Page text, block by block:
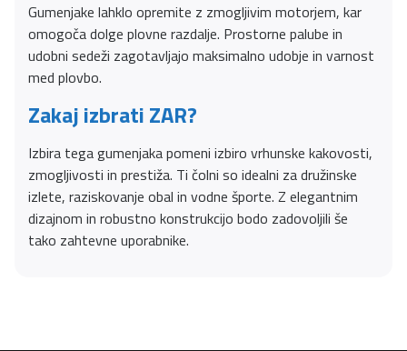
Gumenjake lahklo opremite z zmogljivim motorjem, kar
omogoča dolge plovne razdalje. Prostorne palube in
udobni sedeži zagotavljajo maksimalno udobje in varnost
med plovbo.
Zakaj izbrati ZAR?
Izbira tega gumenjaka pomeni izbiro vrhunske kakovosti,
zmogljivosti in prestiža. Ti čolni so idealni za družinske
izlete, raziskovanje obal in vodne športe. Z elegantnim
dizajnom in robustno konstrukcijo bodo zadovoljili še
tako zahtevne uporabnike.